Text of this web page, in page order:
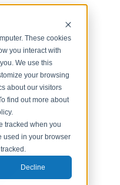
These cookies
you interact with
We use this
your browsing
about our visitors
find out more about
tracked when you
used in your browser
Decline